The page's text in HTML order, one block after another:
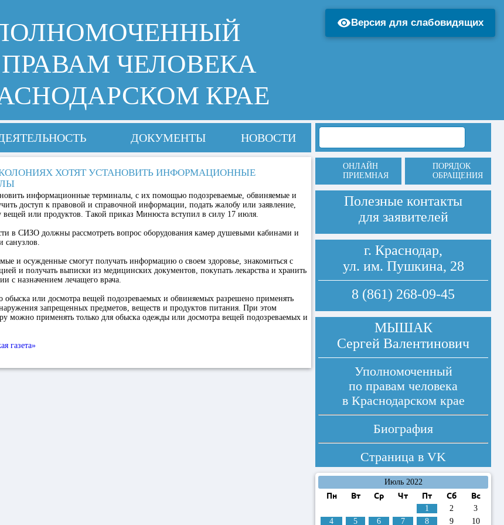
ЧЕЛОВЕКА
КРАЕ
ДОКУМЕНТЫ НОВОСТИ
ХОТЯТ УСТАНОВИТЬ ИНФОРМАЦИОННЫЕ
информационные терминалы, с их помощью подозреваемые, обвиняемые и
доступ к правовой и справочной информации, подать жалобу или заявление,
вещей или продуктов. Такой приказ Минюста вступил в силу 17 июля.
в СИЗО должны рассмотреть вопрос оборудования камер душевыми кабинами и
санузлов.
и осужденные смогут получать информацию о своем здоровье, знакомиться с
и получать выписки из медицинских документов, покупать лекарства и хранить
с назначением лечащего врача.
обыска или досмотра вещей подозреваемых и обвиняемых разрешено применять
запрещенных предметов, веществ и продуктов питания. При этом
можно применять только для обыска одежды или досмотра вещей подозреваемых и
газета»
ОНЛАЙН
ПРИЕМНАЯ
ПОРЯДОК
ОБРАЩЕНИЯ
Полезные контакты
для заявителей
г. Краснодар,
ул. им. Пушкина, 28
8 (861) 268-09-45
МЫШАК
Сергей Валентинович
Уполномоченный
по правам человека
в Краснодарском крае
Биография
Страница в VK
Июль 2022
Пн Вт Ср Чт Пт Сб Вс
1 2
3
4
5 6 7 8 9 10
Версия для слабовидящих